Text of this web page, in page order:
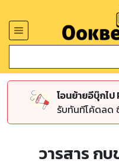
โอนย้ายอีบุ๊กไ
รับทันทีโค้ดลด
วารสาร ก